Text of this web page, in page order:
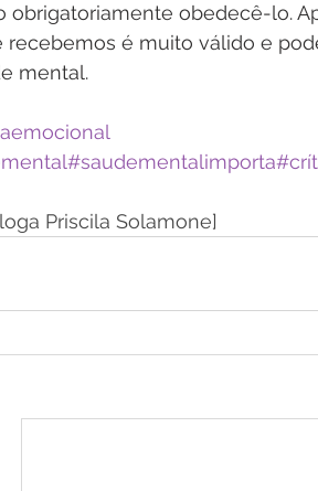
obrigatoriamente obedecê-lo.
é muito válido e
mental.
#saudementalimporta
Priscila Solamone]